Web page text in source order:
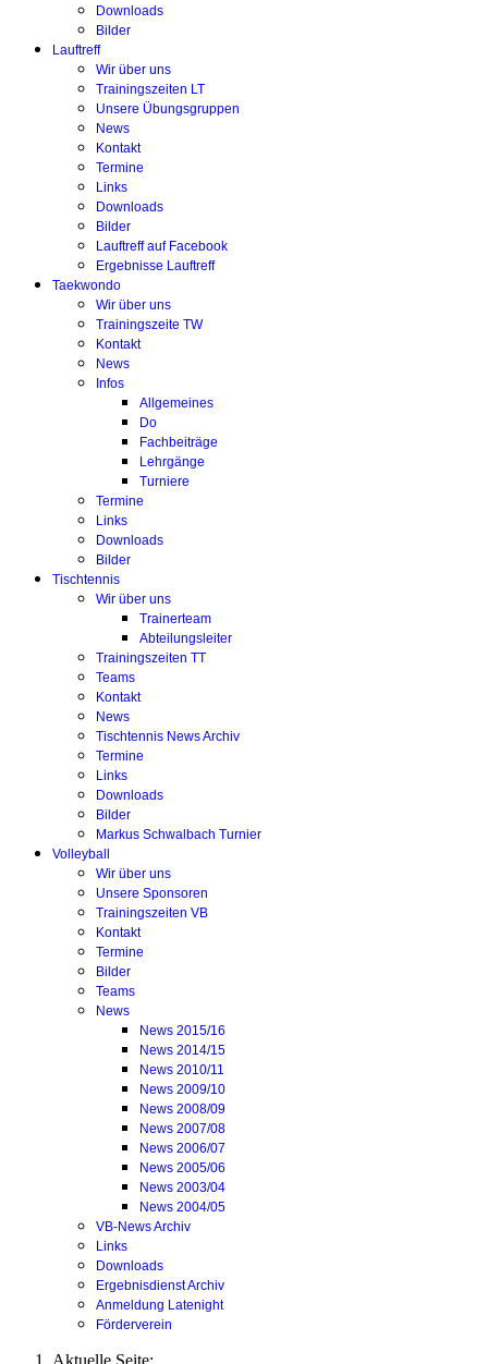
Downloads
Bilder
Lauftreff
Wir über uns
Trainingszeiten LT
Unsere Übungsgruppen
News
Kontakt
Termine
Links
Downloads
Bilder
Lauftreff auf Facebook
Ergebnisse Lauftreff
Taekwondo
Wir über uns
Trainingszeite TW
Kontakt
News
Infos
Allgemeines
Do
Fachbeiträge
Lehrgänge
Turniere
Termine
Links
Downloads
Bilder
Tischtennis
Wir über uns
Trainerteam
Abteilungsleiter
Trainingszeiten TT
Teams
Kontakt
News
Tischtennis News Archiv
Termine
Links
Downloads
Bilder
Markus Schwalbach Turnier
Volleyball
Wir über uns
Unsere Sponsoren
Trainingszeiten VB
Kontakt
Termine
Bilder
Teams
News
News 2015/16
News 2014/15
News 2010/11
News 2009/10
News 2008/09
News 2007/08
News 2006/07
News 2005/06
News 2003/04
News 2004/05
VB-News Archiv
Links
Downloads
Ergebnisdienst Archiv
Anmeldung Latenight
Förderverein
Aktuelle Seite: